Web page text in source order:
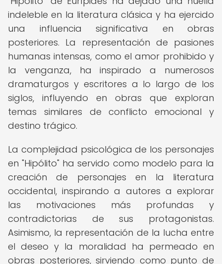
indeleble en la literatura clásica y ha ejercido
una influencia significativa en obras
posteriores. La representación de pasiones
humanas intensas, como el amor prohibido y
la venganza, ha inspirado a numerosos
dramaturgos y escritores a lo largo de los
siglos, influyendo en obras que exploran
temas similares de conflicto emocional y
destino trágico.
La complejidad psicológica de los personajes
en "Hipólito" ha servido como modelo para la
creación de personajes en la literatura
occidental, inspirando a autores a explorar
las motivaciones más profundas y
contradictorias de sus protagonistas.
Asimismo, la representación de la lucha entre
el deseo y la moralidad ha permeado en
obras posteriores, sirviendo como punto de